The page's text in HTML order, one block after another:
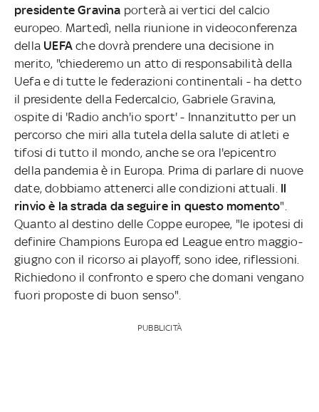
presidente Gravina porterà ai vertici del calcio
europeo. Martedì, nella riunione in videoconferenza
della UEFAche dovrà prendere una decisione in
merito, "chiederemo un atto di responsabilità della
Uefa e di tutte le federazioni continentali - ha detto
il presidente della Federcalcio, Gabriele Gravina,
ospite di 'Radio anch'io sport' - Innanzitutto per un
percorso che miri alla tutela della salute di atleti e
tifosi di tutto il mondo, anche se ora l'epicentro
della pandemia è in Europa. Prima di parlare di nuove
date, dobbiamo attenerci alle condizioni attuali. Il
rinvio è la strada da seguire in questo momento".
Quanto al destino delle Coppe europee, "le ipotesi di
definire Champions Europa ed League entro maggio-
giugno con il ricorso ai playoff, sono idee, riflessioni.
Richiedono il confronto e spero che domani vengano
fuori proposte di buon senso".
PUBBLICITÀ